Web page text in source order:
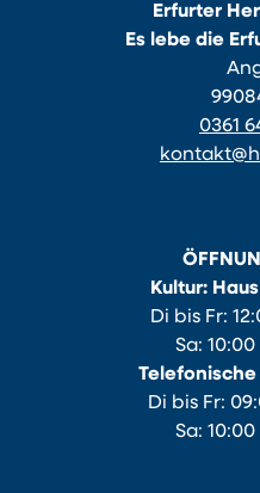
Erfurter
Es lebe die
0361
Kultur:
Di bis Fr:
Sa:
Di bis Fr:
Sa: